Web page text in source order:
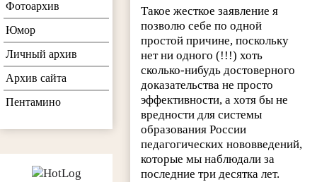
Такое жесткое заявление я
позволю себе по одной
простой причине, поскольку
нет ни одного (!!!) хоть
сколько-нибудь достоверного
доказательства не просто
эффективности, а хотя бы не
вредности для системы
образования России
педагогических нововведений,
которые мы наблюдали за
последние три десятка лет.
Фотоархив
Юмор
Личный архив
Архив сайта
Пентамино